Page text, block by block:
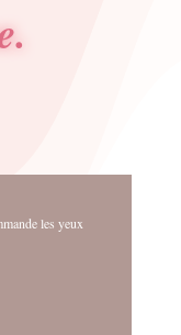
les yeux